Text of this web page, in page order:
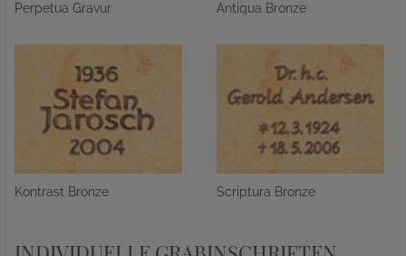
Perpetua Gravur Antiqua Bronze
Kontrast Bronze Scriptura Bronze